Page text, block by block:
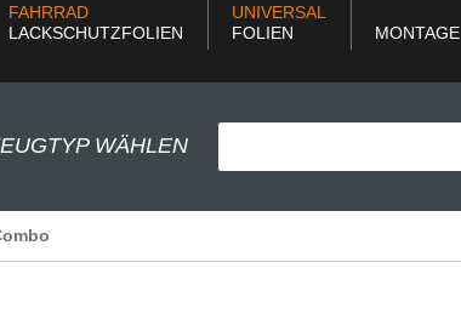
FAHRRAD
LACKSCHUTZFOLIEN
UNIVERSAL
FOLIEN
MONTAGE
WÄHLEN